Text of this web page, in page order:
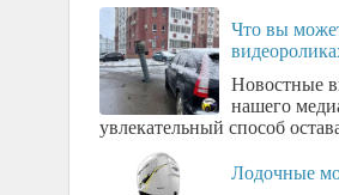
Что вы
Новостные
нашего
увлекательный способ
Лодочные